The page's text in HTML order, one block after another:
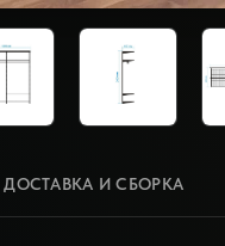
ДОСТАВКА И СБОРКА